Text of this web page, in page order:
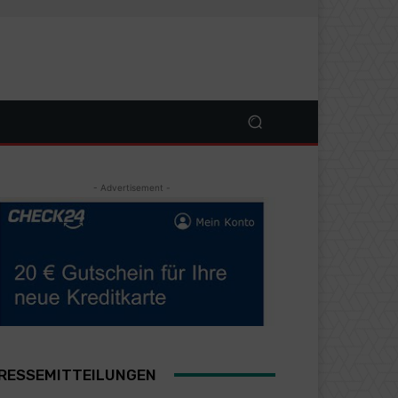
- Advertisement -